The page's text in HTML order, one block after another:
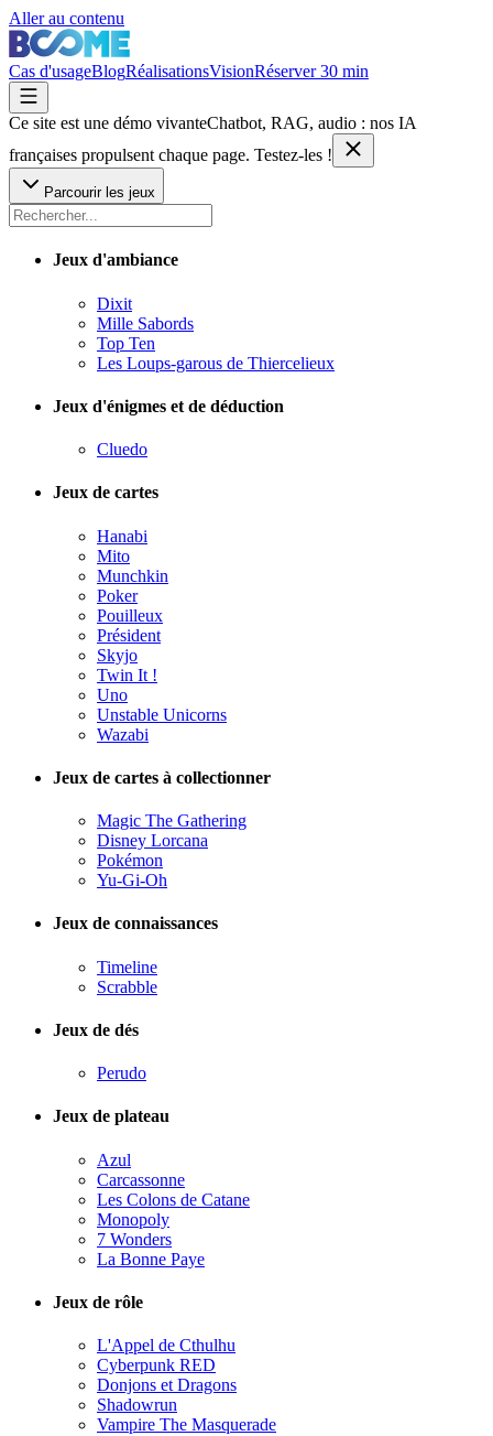
Aller au contenu
Cas d'usageBlogRéalisationsVisionRéserver 30 min
Ce site est une démo vivanteChatbot, RAG, audio : nos IA
françaises propulsent chaque page. Testez-les !
Parcourir les jeux
Jeux d'ambiance
Dixit
Mille Sabords
Top Ten
Les Loups-garous de Thiercelieux
Jeux d'énigmes et de déduction
Cluedo
Jeux de cartes
Hanabi
Mito
Munchkin
Poker
Pouilleux
Président
Skyjo
Twin It !
Uno
Unstable Unicorns
Wazabi
Jeux de cartes à collectionner
Magic The Gathering
Disney Lorcana
Pokémon
Yu-Gi-Oh
Jeux de connaissances
Timeline
Scrabble
Jeux de dés
Perudo
Jeux de plateau
Azul
Carcassonne
Les Colons de Catane
Monopoly
7 Wonders
La Bonne Paye
Jeux de rôle
L'Appel de Cthulhu
Cyberpunk RED
Donjons et Dragons
Shadowrun
Vampire The Masquerade